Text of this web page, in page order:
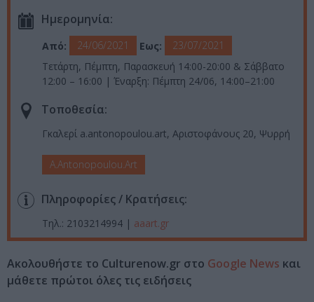
Ημερομηνία:
Από: 24/06/2021 Εως:
23/07/2021
Τετάρτη, Πέμπτη, Παρασκευή 14:00-20:00 & Σάββατο
12:00 – 16:00 | Έναρξη: Πέμπτη 24/06, 14:00–21:00
Τοποθεσία:
Γκαλερί a.antonopoulou.art, Αριστοφάνους 20, Ψυρρή
A.Antonopoulou.Art
Πληροφορίες / Κρατήσεις:
Τηλ.: 2103214994 | aaart.gr
Ακολουθήστε το Culturenow.gr στο Google News και
μάθετε πρώτοι όλες τις ειδήσεις